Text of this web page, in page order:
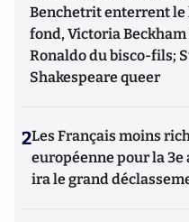
Benchetrit enterrent le
fond, Victoria
Ronaldo du bisco-fils;
Shakespeare queer
2Les Français moins
européenne pour la
ira le grand